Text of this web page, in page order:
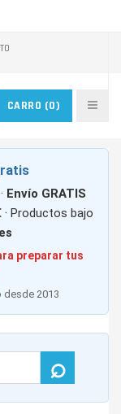
CARRO (0)
Envío GRATIS
· Productos bajo
preparar tus
desde 2013